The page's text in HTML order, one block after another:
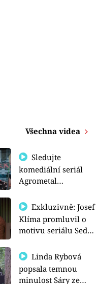
Všechna videa
Sledujte
komediální seriál
Agrometal
prima+
Exkluzivně: Josef
Klíma promluvil o
motivu seriálu Sedm
Linda Rybová
popsala temnou
minulost Sáry ze